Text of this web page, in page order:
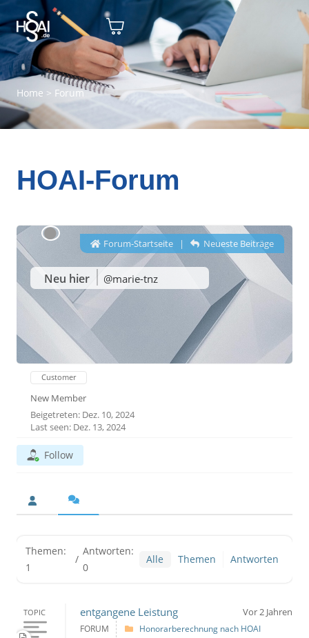
Home > Forum
HOAI-Forum
Neu hier @marie-tnz
Forum-Startseite| Neueste Beiträge
Customer
New Member
Beigetreten: Dez. 10, 2024
Last seen: Dez. 13, 2024
Follow
Themen:
1
/
Antworten:
0
Alle Themen Antworten
TOPIC entgangene Leistung Vor 2 Jahren
FORUM Honorarberechnung nach HOAI